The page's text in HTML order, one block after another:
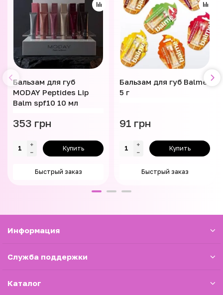
Бальзам для губ
MODAY Peptides Lip
Balm spf10 10 мл
353 грн
Купить
Быстрый заказ
Бальзам для губ Balme
5 г
91 грн
Купить
Быстрый заказ
Информация
Служба поддержки
Каталог